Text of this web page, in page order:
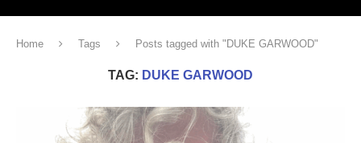
Home Tags Posts tagged with "DUKE GARWOOD"
TAG: DUKE GARWOOD